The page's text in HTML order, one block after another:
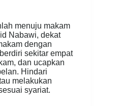
menuju makam
Nabawi, dekat
dengan
sekitar empat
dan ucapkan
Hindari
melakukan
syariat.